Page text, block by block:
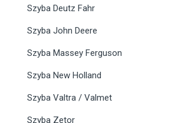
Szyba Deutz Fahr
Szyba John Deere
Szyba Massey Ferguson
Szyba New Holland
Szyba Valtra / Valmet
Szyba Zetor